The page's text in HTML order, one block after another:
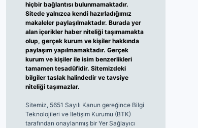
hiçbir bağlantısı bulunmamaktadır.
Sitede yalnızca kendi hazırladığımız
makaleler paylaşılmaktadır. Burada yer
alan içerikler haber niteliği taşımamakta
olup, gerçek kurum ve kişiler hakkında
paylaşım yapılmamaktadır. Gerçek
kurum ve kişiler ile isim benzerlikleri
tamamen tesadüfidir. Sitemizdeki
bilgiler taslak halindedir ve tavsiye
niteliği taşımazlar.
Sitemiz, 5651 Sayılı Kanun gereğince Bilgi
Teknolojileri ve İletişim Kurumu (BTK)
tarafından onaylanmış bir Yer Sağlayıcı